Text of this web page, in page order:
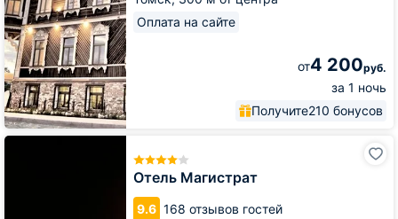
Оплата на сайте
от4 200руб.
за 1 ночь
Получите210 бонусов
Отель Магистрат
9.6 168 отзывов гостей
Отель